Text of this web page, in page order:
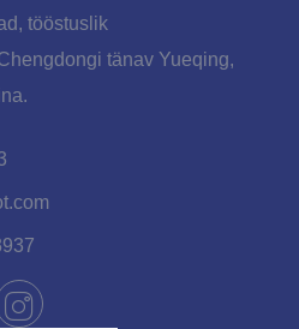
tööstuslik
tänav Yueqing,